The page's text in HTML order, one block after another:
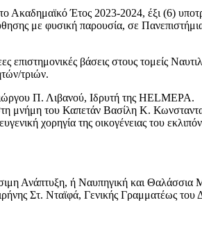
Έτος 2023-2024, έξι (6)
με φυσική παρουσία, σε
βάσεις στους τομείς
τριών.
Π. Λιβανού, Ιδρυτή της HELMEPA.
μνήμη του Καπετάν Βασίλη Κ.
χορηγία της οικογένειας του
Ανάπτυξη, ή Ναυπηγική και Θαλάσσια
Στ. Νταϊφά, Γενικής Γραμματέως του